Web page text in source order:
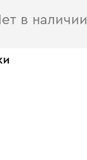
в наличии